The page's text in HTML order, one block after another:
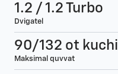
1.2 / 1.2 Turbo
Dvigatel
90/132 ot kuchi
Maksimal quvvat